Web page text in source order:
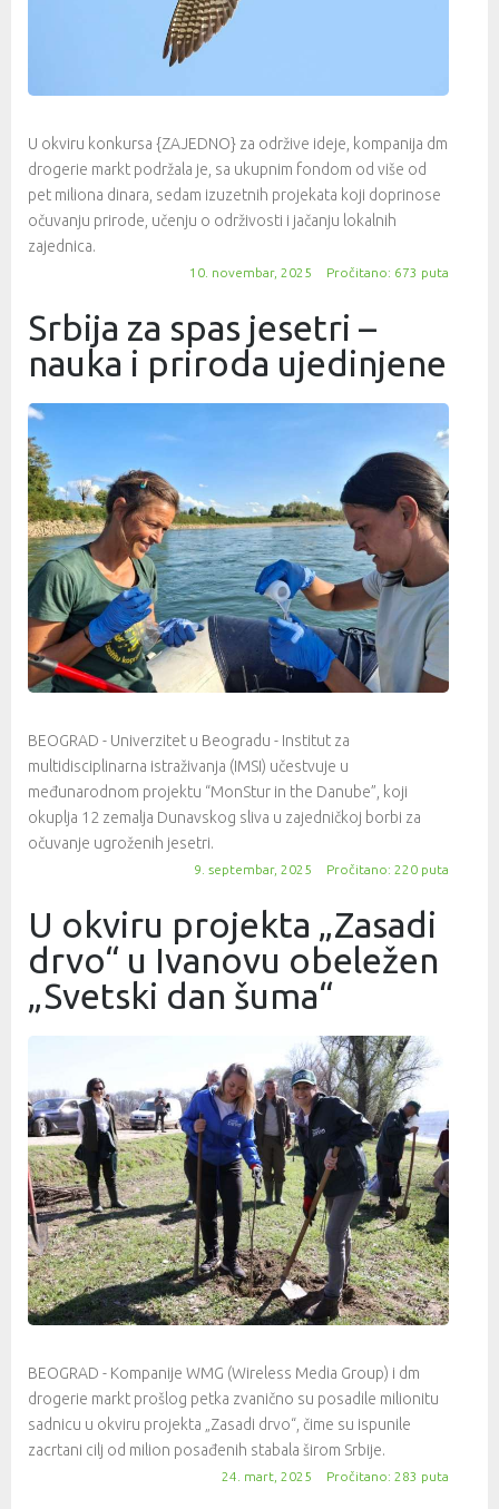
U okviru konkursa {ZAJEDNO} za održive ideje, kompanija dm
drogerie markt podržala je, sa ukupnim fondom od više od
pet miliona dinara, sedam izuzetnih projekata koji doprinose
očuvanju prirode, učenju o održivosti i jačanju lokalnih
zajednica.
10. novembar, 2025 Pročitano: 673 puta
Srbija za spas jesetri –
nauka i priroda ujedinjene
BEOGRAD - Univerzitet u Beogradu - Institut za
multidisciplinarna istraživanja (IMSI) učestvuje u
međunarodnom projektu “MonStur in the Danube”, koji
okuplja 12 zemalja Dunavskog sliva u zajedničkoj borbi za
očuvanje ugroženih jesetri.
9. septembar, 2025 Pročitano: 220 puta
U okviru projekta „Zasadi
drvo“ u Ivanovu obeležen
„Svetski dan šuma“
BEOGRAD - Kompanije WMG (Wireless Media Group) i dm
drogerie markt prošlog petka zvanično su posadile milionitu
sadnicu u okviru projekta „Zasadi drvo“, čime su ispunile
zacrtani cilj od milion posađenih stabala širom Srbije.
24. mart, 2025 Pročitano: 283 puta